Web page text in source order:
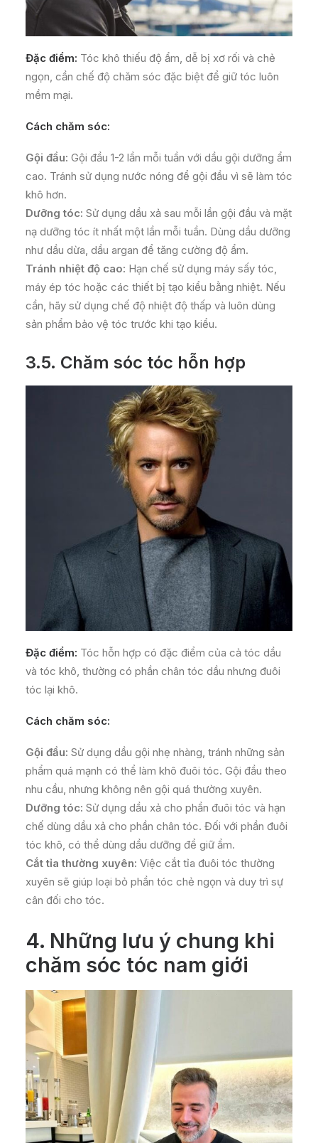
Đặc điểm: Tóc khô thiếu độ ẩm, dễ bị xơ rối và chẻ
ngọn, cần chế độ chăm sóc đặc biệt để giữ tóc luôn
mềm mại.
Cách chăm sóc:
Gội đầu: Gội đầu 1-2 lần mỗi tuần với dầu gội dưỡng ẩm
cao. Tránh sử dụng nước nóng để gội đầu vì sẽ làm tóc
khô hơn.
Dưỡng tóc: Sử dụng dầu xả sau mỗi lần gội đầu và mặt
nạ dưỡng tóc ít nhất một lần mỗi tuần. Dùng dầu dưỡng
như dầu dừa, dầu argan để tăng cường độ ẩm.
Tránh nhiệt độ cao: Hạn chế sử dụng máy sấy tóc,
máy ép tóc hoặc các thiết bị tạo kiểu bằng nhiệt. Nếu
cần, hãy sử dụng chế độ nhiệt độ thấp và luôn dùng
sản phẩm bảo vệ tóc trước khi tạo kiểu.
3.5. Chăm sóc tóc hỗn hợp
Đặc điểm: Tóc hỗn hợp có đặc điểm của cả tóc dầu
và tóc khô, thường có phần chân tóc dầu nhưng đuôi
tóc lại khô.
Cách chăm sóc:
Gội đầu: Sử dụng dầu gội nhẹ nhàng, tránh những sản
phẩm quá mạnh có thể làm khô đuôi tóc. Gội đầu theo
nhu cầu, nhưng không nên gội quá thường xuyên.
Dưỡng tóc: Sử dụng dầu xả cho phần đuôi tóc và hạn
chế dùng dầu xả cho phần chân tóc. Đối với phần đuôi
tóc khô, có thể dùng dầu dưỡng để giữ ẩm.
Cắt tỉa thường xuyên: Việc cắt tỉa đuôi tóc thường
xuyên sẽ giúp loại bỏ phần tóc chẻ ngọn và duy trì sự
cân đối cho tóc.
4. Những lưu ý chung khi
chăm sóc tóc nam giới